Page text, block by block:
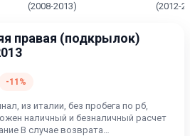
(2008-2013) (2012-
правая (подкрылок)
-11%
из италии, без пробега по рб,
наличный и безналичный расчет
В случае возврата